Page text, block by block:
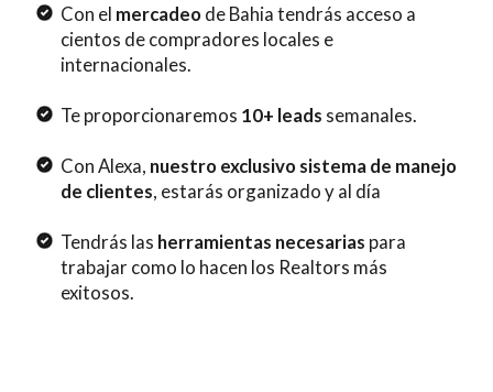
Con el mercadeode Bahia tendrás acceso a
cientos de compradores locales e
internacionales.
Te proporcionaremos 10+ leads semanales.
Con Alexa, nuestro exclusivo sistema de manejo
de clientes, estarás organizado y al día
Tendrás las herramientas necesarias para
trabajar como lo hacen los Realtors más
exitosos.